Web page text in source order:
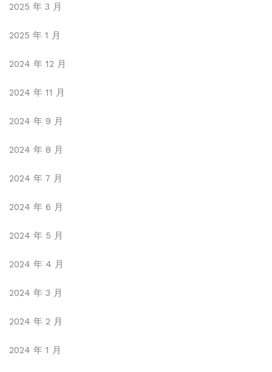
2025 年 3 月
2025 年 1 月
2024 年 12 月
2024 年 11 月
2024 年 9 月
2024 年 8 月
2024 年 7 月
2024 年 6 月
2024 年 5 月
2024 年 4 月
2024 年 3 月
2024 年 2 月
2024 年 1 月